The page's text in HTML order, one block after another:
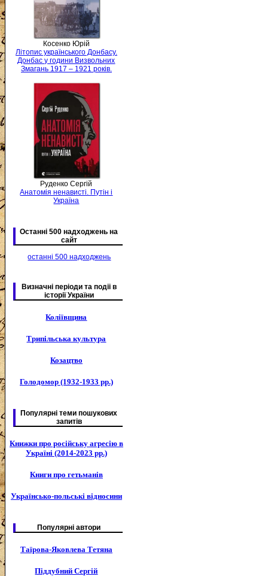
Косенко Юрій
Літопис українського Донбасу.
Донбас у години Визвольних
Змагань 1917 – 1921 років.
Руденко Сергій
Анатомія ненависті. Путін і
Україна
Останні 500 надходжень на
сайт
останні 500 надходжень
Визначні періоди та подіі в
історії України
Коліївщина
Трипільська культура
Козацтво
Голодомор (1932-1933 рр.)
Популярні теми пошукових
запитів
Книжки про російську агресію в
Україні (2014-2023 рр.)
Книги про гетьманів
Українсько-польські відносини
Популярні автори
Таїрова-Яковлева Тетяна
Піддубний Сергій